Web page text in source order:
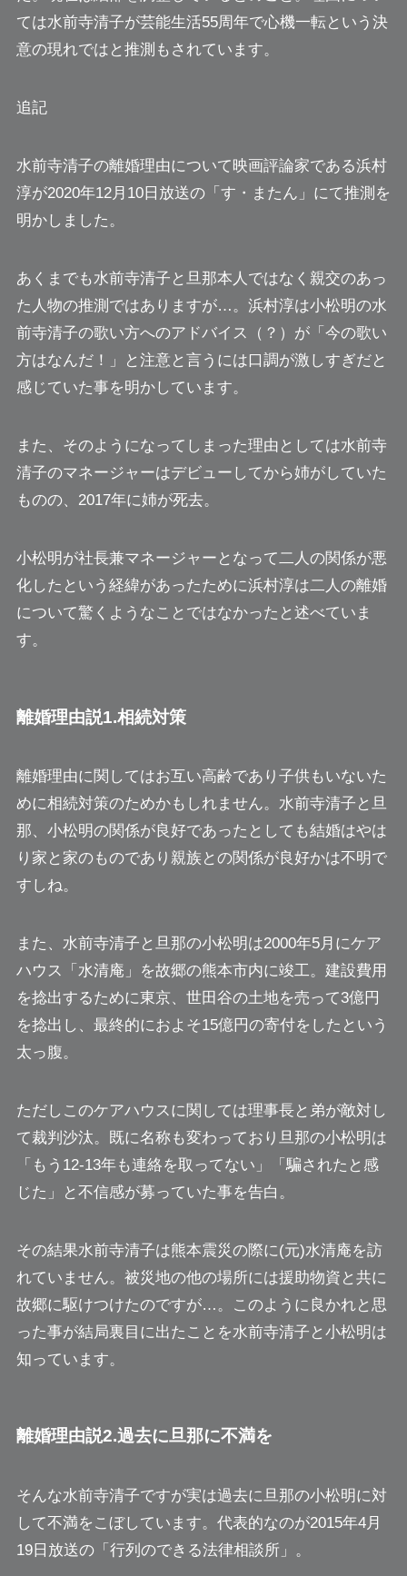
ては水前寺清子が芸能生活55周年で心機一転という決
意の現れではと推測もされています。
追記
水前寺清子の離婚理由について映画評論家である浜村
淳が2020年12月10日放送の「す・またん」にて推測を
明かしました。
あくまでも水前寺清子と旦那本人ではなく親交のあっ
た人物の推測ではありますが…。 浜村淳は小松明の水
前寺清子の歌い方へのアドバイス（？）が「今の歌い
方はなんだ！」と注意と言うには口調が激しすぎだと
感じていた事を明かしています。
また、そのようになってしまった理由としては水前寺
清子のマネージャーはデビューしてから姉がしていた
ものの、2017年に姉が死去。
小松明が社長兼マネージャーとなって二人の関係が悪
化したという経緯があったために浜村淳は二人の離婚
について驚くようなことではなかったと述べていま
す。
離婚理由説1.相続対策
離婚理由に関してはお互い高齢であり子供もいないた
めに相続対策のためかもしれません。水前寺清子と旦
那、小松明の関係が良好であったとしても結婚はやは
り家と家のものであり 親族との関係が良好かは不明で
すしね。
また、水前寺清子と旦那の小松明は2000年5月にケア
ハウス「水清庵」を故郷の熊本市内に竣工。建設費用
を捻出するために東京、世田谷の土地を売って3億円
を捻出し、最終的におよそ15億円の寄付をしたという
太っ腹。
ただしこのケアハウスに関しては理事長と弟が敵対し
て裁判沙汰。既に名称も変わっており旦那の小松明は
「もう12-13年も連絡を取ってない」「騙されたと感
じた」と不信感が募っていた事を告白。
その結果水前寺清子は熊本震災の際に(元)水清庵を訪
れていません。被災地の他の場所には援助物資と共に
故郷に駆けつけたのですが…。
このように良かれと思
った事が結局裏目に出たことを水前寺清子と小松明は
知っています。
離婚理由説2.過去に旦那に不満を
そんな水前寺清子ですが実は過去に旦那の小松明に対
して不満をこぼしています。代表的なのが2015年4月
19日放送の「行列のできる法律相談所」。